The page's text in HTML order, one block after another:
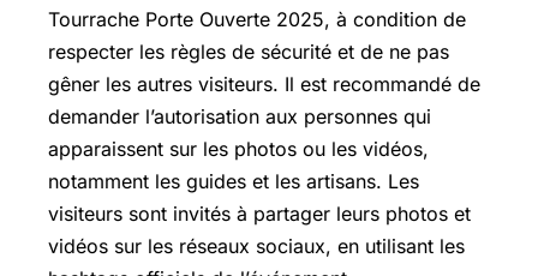
Tourrache Porte Ouverte 2025, à condition de
respecter les règles de sécurité et de ne pas
gêner les autres visiteurs. Il est recommandé de
demander l’autorisation aux personnes qui
apparaissent sur les photos ou les vidéos,
notamment les guides et les artisans. Les
visiteurs sont invités à partager leurs photos et
vidéos sur les réseaux sociaux, en utilisant les